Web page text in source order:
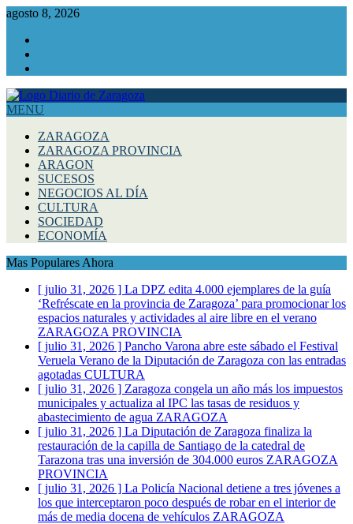
agosto 8, 2026
MENU
ZARAGOZA
ZARAGOZA PROVINCIA
ARAGON
SUCESOS
NEGOCIOS AL DÍA
CULTURA
SOCIEDAD
ECONOMÍA
Mas Populares Ahora
[ julio 31, 2026 ] La DPZ edita 4.000 ejemplares de la guía
‘Refréscate en la provincia de Zaragoza’ para promocionar los
espacios naturales y actividades al aire libre en el verano
ZARAGOZA PROVINCIA
[ julio 31, 2026 ] Pancho Varona abre este sábado el Festival
Veruela Verano de la Diputación de Zaragoza con las entradas
agotadas CULTURA
[ julio 31, 2026 ] Zaragoza congela un año más los impuestos
municipales y actualiza al IPC las tasas de residuos y
abastecimiento de agua ZARAGOZA
[ julio 31, 2026 ] La Diputación de Zaragoza finaliza la
restauración de la capilla de Santiago de la catedral de
Tarazona tras una inversión de 304.000 euros ZARAGOZA
PROVINCIA
[ julio 31, 2026 ] La Policía Nacional detiene a tres jóvenes a
los que interceptaron poco después de robar en el interior de
más de media docena de vehículos ZARAGOZA